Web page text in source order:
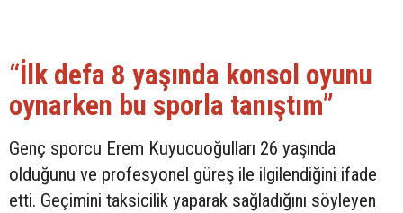
“İlk defa 8 yaşında konsol oyunu
oynarken bu sporla tanıştım”
Genç sporcu Erem Kuyucuoğulları 26 yaşında
olduğunu ve profesyonel güreş ile ilgilendiğini ifade
etti. Geçimini taksicilik yaparak sağladığını söyleyen